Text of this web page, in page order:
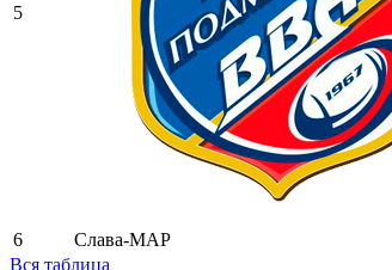
5
6 Слава-МАР
Вся таблица